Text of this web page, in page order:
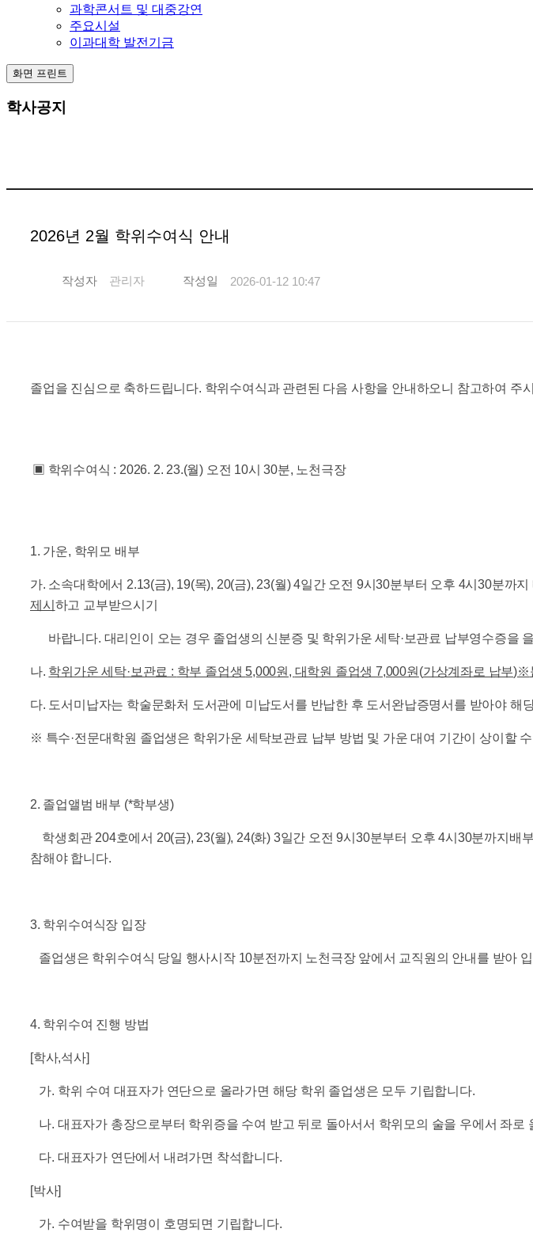
과학콘서트 및 대중강연
주요시설
이과대학 발전기금
화면 프린트
학사공지
2026년 2월 학위수여식 안내
작성자 관리자 작성일 2026-01-12 10:47
졸업을 진심으로 축하드립니다. 학위수여식과 관련된 다음 사항을 안내하오니 참고하여
▣ 학위수여식 : 2026. 2. 23.(월) 오전 10시 30분, 노천극장
1. 가운, 학위모 배부
가. 소속대학에서 2.13(금), 19(목), 20(금), 23(월) 4일간 오전 9시30분부터 오후 4시30분까
제시 하고 교부받으시기
바랍니다. 대리인이 오는 경우 졸업생의 신분증 및 학위가운 세탁·보관료 납부영수증을
나. 학위가운 세탁· 보관료 : 학부 졸업생 5,000원 , 대학원 졸업생7,000원 (가상계좌로 납부)※
다. 도서미납자는 학술문화처 도서관에 미납도서를 반납한 후 도서완납증명서를 받아야 해
※ 특수·전문대학원 졸업생은 학위가운 세탁보관료 납부 방법 및 가운 대여 기간이 상이할
2. 졸업앨범 배부 (*학부생)
학생회관 204호에서 20(금), 23(월), 24(화) 3일간 오전 9시30분부터 오후 4시30분까지배
참해야 합니다.
3. 학위수여식장 입장
졸업생은 학위수여식 당일 행사시작 10분전까지 노천극장 앞에서 교직원의 안내를 받아
4. 학위수여 진행 방법
[학사,석사]
가. 학위 수여 대표자가 연단으로 올라가면 해당 학위 졸업생은 모두 기립합니다.
나. 대표자가 총장으로부터 학위증을 수여 받고 뒤로 돌아서서 학위모의 술을 우에서 좌
다. 대표자가 연단에서 내려가면 착석합니다.
[박사]
가. 수여받을 학위명이 호명되면 기립합니다.